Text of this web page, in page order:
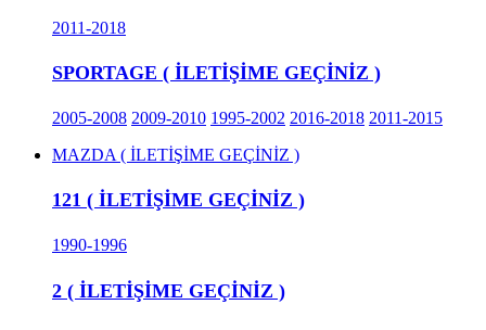
2011-2018
SPORTAGE ( İLETİŞİME GEÇİNİZ )
2005-2008 2009-2010 1995-2002 2016-2018 2011-2015
MAZDA ( İLETİŞİME GEÇİNİZ )
121 ( İLETİŞİME GEÇİNİZ )
1990-1996
2 ( İLETİŞİME GEÇİNİZ )